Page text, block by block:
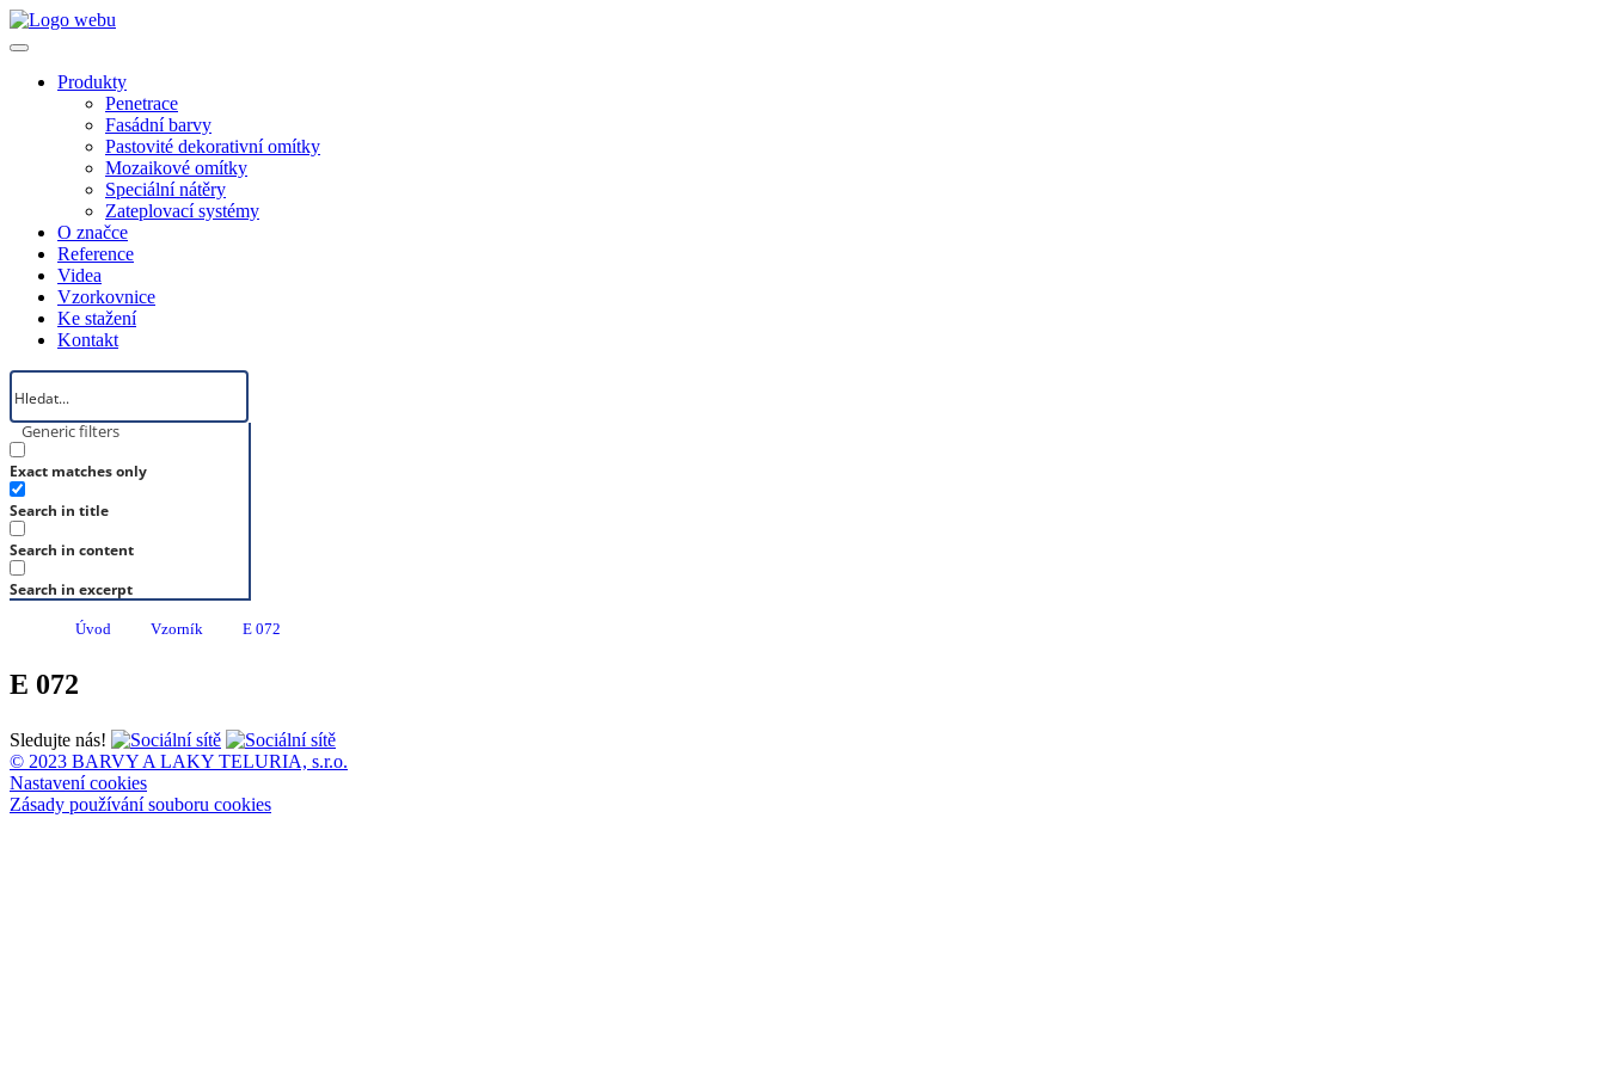
Produkty
Penetrace
Fasádní barvy
Pastovité dekorativní omítky
Mozaikové omítky
Speciální nátěry
Zateplovací systémy
O značce
Reference
Videa
Vzorkovnice
Ke stažení
Kontakt
Generic filters
Exact matches only
Search in title
Search in content
Search in excerpt
Úvod Vzorník E 072
E 072
Sledujte nás!
© 2023 BARVY A LAKY TELURIA, s.r.o.
Nastavení cookies
Zásady používání souboru cookies